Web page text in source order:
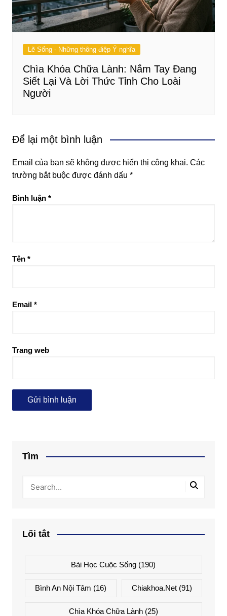
Lẽ Sống - Những thông điệp Ý nghĩa
Chìa Khóa Chữa Lành: Nắm Tay Đang
Siết Lại Và Lời Thức Tỉnh Cho Loài
Người
Để lại một bình luận
Email của bạn sẽ không được hiển thị công khai. Các
trường bắt buộc được đánh dấu *
Bình luận *
Tên *
Email *
Trang web
Tìm
Lối tắt
Bài Học Cuộc Sống (190)
Bình An Nội Tâm (16) Chiakhoa.net (91)
Chìa Khóa Chữa Lành(25)